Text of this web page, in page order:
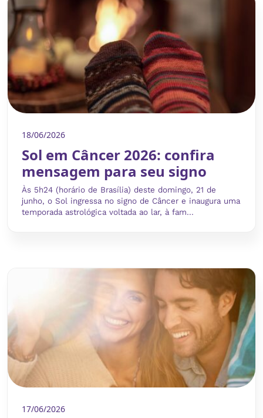
18/06/2026
Sol em Câncer 2026: confira
mensagem para seu signo
Às 5h24 (horário de Brasília) deste domingo, 21 de
junho, o Sol ingressa no signo de Câncer e inaugura uma
temporada astrológica voltada ao lar, à fam...
17/06/2026